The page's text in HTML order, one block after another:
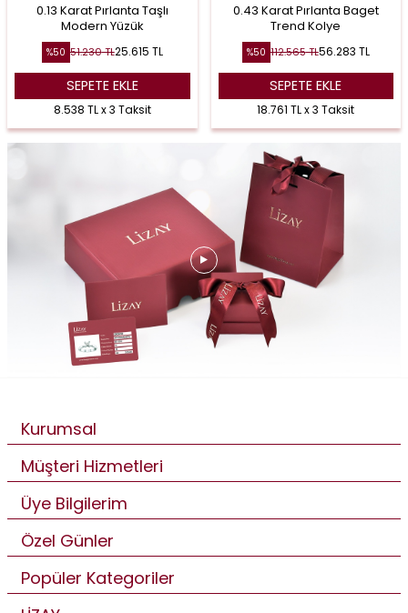
0.13 Karat Pırlanta Taşlı
Modern Yüzük
%50 51.230TL25.615 TL
SEPETE EKLE
8.538 TL x 3 Taksit
0.43 Karat Pırlanta Baget
Trend Kolye
%50 112.565TL56.283 TL
SEPETE EKLE
18.761 TL x 3 Taksit
Kurumsal
Müşteri Hizmetleri
Üye Bilgilerim
Özel Günler
Popüler Kategoriler